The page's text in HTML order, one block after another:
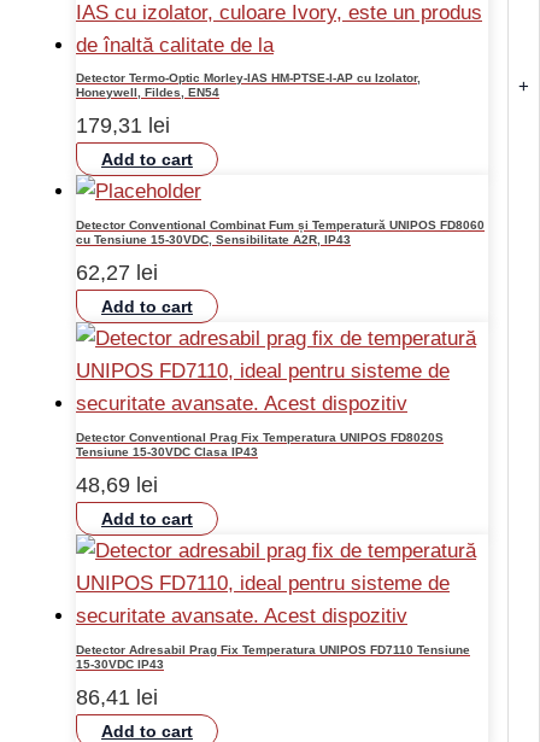
+
Detector Termo-Optic Morley-IAS HM-PTSE-I-AP cu Izolator,
Honeywell, Fildes, EN54
179,31 lei
Add to cart
Detector Conventional Combinat Fum și Temperatură UNIPOS FD8060
cu Tensiune 15-30VDC, Sensibilitate A2R, IP43
62,27 lei
Add to cart
Detector Conventional Prag Fix Temperatura UNIPOS FD8020S
Tensiune 15-30VDC Clasa IP43
48,69 lei
Add to cart
Detector Adresabil Prag Fix Temperatura UNIPOS FD7110 Tensiune
15-30VDC IP43
86,41 lei
Add to cart